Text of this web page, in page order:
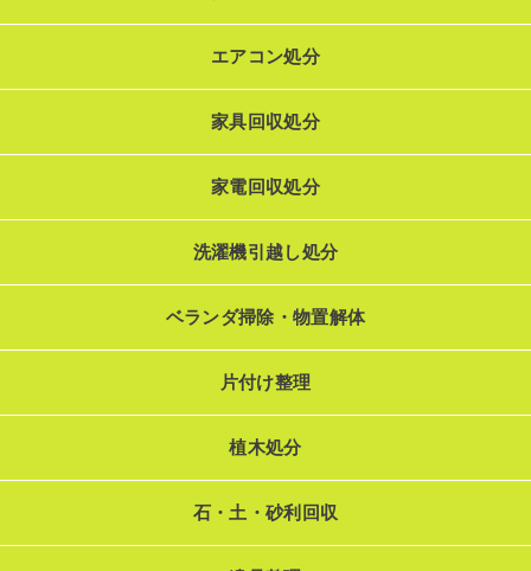
エアコン処分
家具回収処分
家電回収処分
洗濯機引越し処分
ベランダ掃除・物置解体
片付け整理
植木処分
石・土・砂利回収